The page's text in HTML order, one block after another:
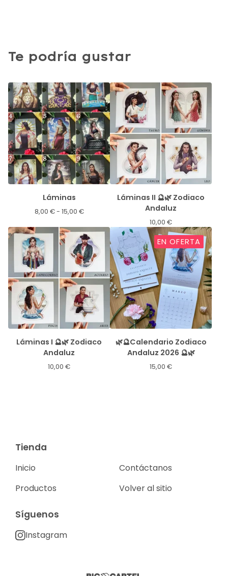
Te podría gustar
Láminas
8,00 €- 15,00 €
Láminas II 🔮🌿 Zodiaco
Andaluz
10,00 €
Láminas I 🔮🌿 Zodiaco
Andaluz
10,00 €
EN OFERTA
🌿🔮Calendario Zodiaco
Andaluz 2026 🔮🌿
15,00 €
Tienda
Inicio
Productos
Contáctanos
Volver al sitio
Síguenos
Instagram